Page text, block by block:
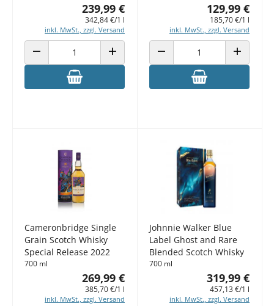
239,99 €
342,84 €/1 l
inkl. MwSt., zzgl. Versand
ANZAHL VERRINGERN ANZAHL ERHÖHEN
129,99 €
185,70 €/1 l
inkl. MwSt., zzgl. Versand
ANZAHL VERRINGERN ANZAHL
Cameronbridge Single
Grain Scotch Whisky
Special Release 2022
700 ml
269,99 €
385,70 €/1 l
inkl. MwSt., zzgl. Versand
Johnnie Walker Blue
Label Ghost and Rare
Blended Scotch Whisky
700 ml
319,99 €
457,13 €/1 l
inkl. MwSt., zzgl. Versand